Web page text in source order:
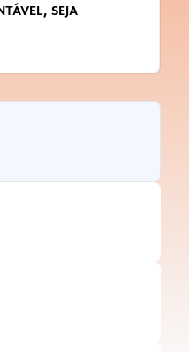
SEJA